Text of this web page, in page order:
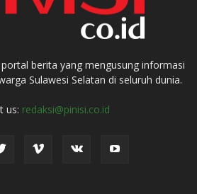
berita yang mengusung informasi
Sulawesi Selatan di seluruh dunia.
us: redaksi@pinisi.co.id